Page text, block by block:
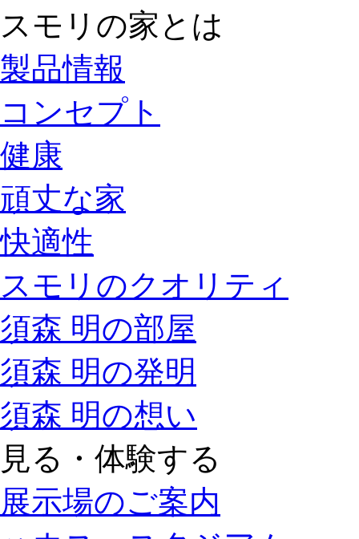
スモリの家とは
製品情報
コンセプト
健康
頑丈な家
快適性
スモリのクオリティ
須森 明の部屋
須森 明の発明
須森 明の想い
見る・体験する
展示場のご案内